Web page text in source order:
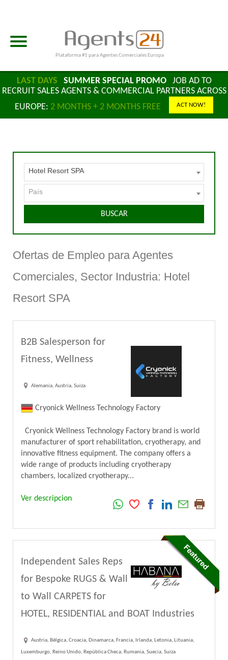
Plataforma #1 para Agentes Comerciales Europa
LAST DAYS SUMMER SPECIAL PROMOJOB AD TO
RECRUIT SALES AGENTS & COMMERCIAL PARTNERS ACROSS
EUROPE: 2 MONTHS + 2 MONTHS FREE ACT NOW!
Hotel Resort SPA
País
BUSCAR
Ofertas de Empleo para Agentes
Comerciales, Sector Industria: Hotel
Resort SPA
B2B Salesperson for
Fitness, Wellness
Alemania, Austria, Suiza
Cryonick Wellness Technology Factory
Cryonick Wellness Technology Factory brand is world
manufacturer of sport rehabilitation, cryotherapy, and
innovative fitness equipment. The company offers a
wide range of products including cryotherapy
chambers, localized cryotherapy...
Ver descripcion
Independent Sales Reps
for Bespoke RUGS & Wall
to Wall CARPETS for
HOTEL, RESIDENTIAL and BOAT Industries
Austria, Bélgica, Croacia, Dinamarca, Francia, Irlanda, Letonia, Lituania,
Luxemburgo, Reino Unido, República Checa, Rumania, Suecia, Suiza